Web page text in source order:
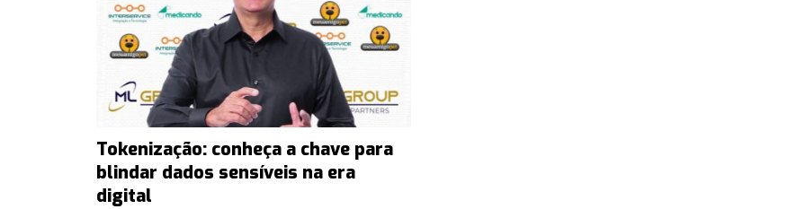
Tokenização: conheça a chave para
blindar dados sensíveis na era
digital